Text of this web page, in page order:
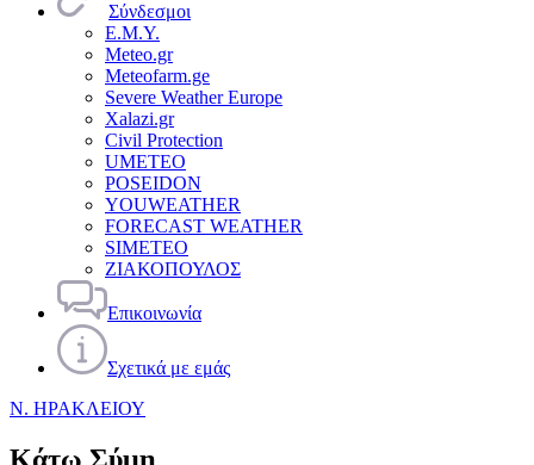
Σύνδεσμοι
Ε.Μ.Υ.
Meteo.gr
Meteofarm.ge
Severe Weather Europe
Xalazi.gr
Civil Protection
UMETEO
POSEIDON
YOUWEATHER
FORECAST WEATHER
SIMETEO
ΖΙΑΚΟΠΟΥΛΟΣ
Επικοινωνία
Σχετικά με εμάς
Ν. ΗΡΑΚΛΕΙΟΥ